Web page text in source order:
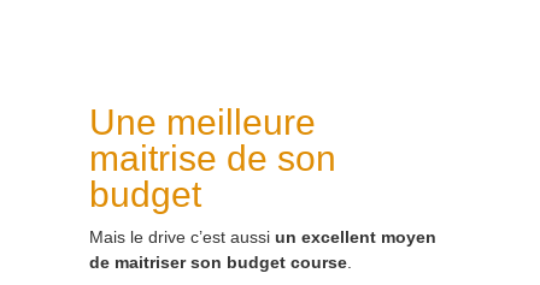
Une meilleure
maitrise de son
budget
Mais le drive c’est aussi un excellent moyen
de maitriser son budget course